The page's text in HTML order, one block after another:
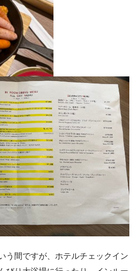
う間ですが、ホテルチェックイン